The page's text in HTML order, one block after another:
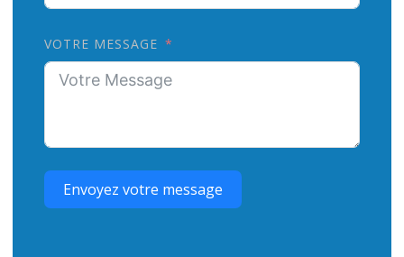
VOTRE MESSAGE
Envoyez votre message